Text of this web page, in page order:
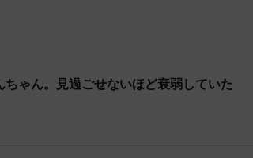
ちゃん。見過ごせないほど衰弱していた